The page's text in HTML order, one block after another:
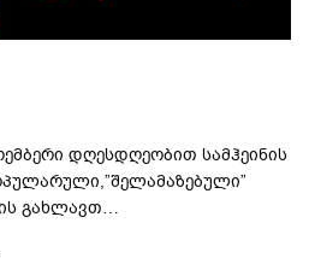
დღესდღეობით სამჰეინის
გახლავთ…